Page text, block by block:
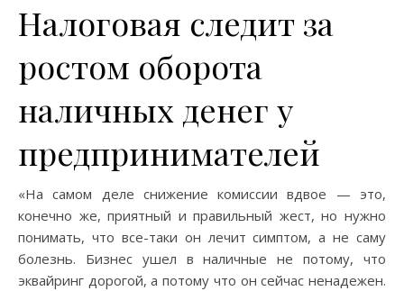
Налоговая следит за
ростом оборота
наличных денег у
предпринимателей
«На самом деле снижение комиссии вдвое — это,
конечно же, приятный и правильный жест, но нужно
понимать, что все-таки он лечит симптом, а не саму
болезнь. Бизнес ушел в наличные не потому, что
эквайринг дорогой, а потому что он сейчас ненадежен.